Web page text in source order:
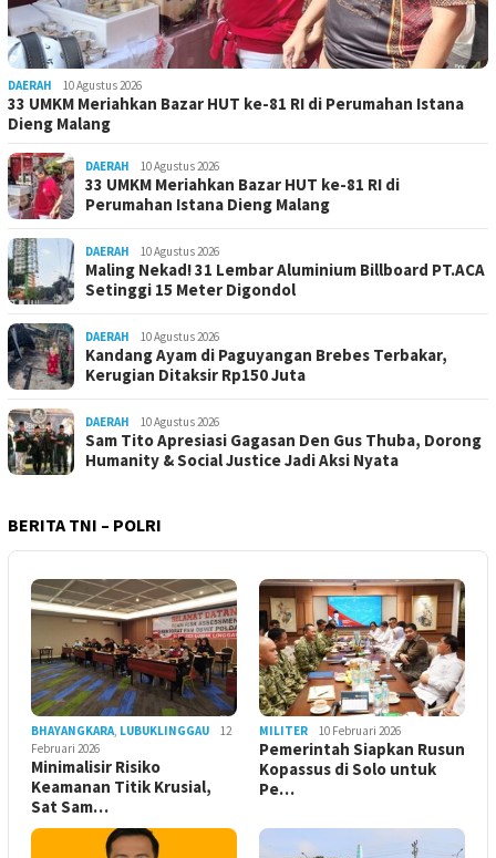
DAERAH 10 Agustus 2026
33 UMKM Meriahkan Bazar HUT ke-81 RI di Perumahan Istana
Dieng Malang
DAERAH 10 Agustus 2026
33 UMKM Meriahkan Bazar HUT ke-81 RI di
Perumahan Istana Dieng Malang
DAERAH 10 Agustus 2026
Maling Nekad! 31 Lembar Aluminium Billboard PT.ACA
Setinggi 15 Meter Digondol
DAERAH 10 Agustus 2026
Kandang Ayam di Paguyangan Brebes Terbakar,
Kerugian Ditaksir Rp150 Juta
DAERAH 10 Agustus 2026
Sam Tito Apresiasi Gagasan Den Gus Thuba, Dorong
Humanity & Social Justice Jadi Aksi Nyata
BERITA TNI – POLRI
BHAYANGKARA LUBUKLINGGAU
12
Februari 2026
Minimalisir Risiko
Keamanan Titik Krusial,
Sat Sam…
MILITER 10 Februari 2026
Pemerintah Siapkan Rusun
Kopassus di Solo untuk
Pe…